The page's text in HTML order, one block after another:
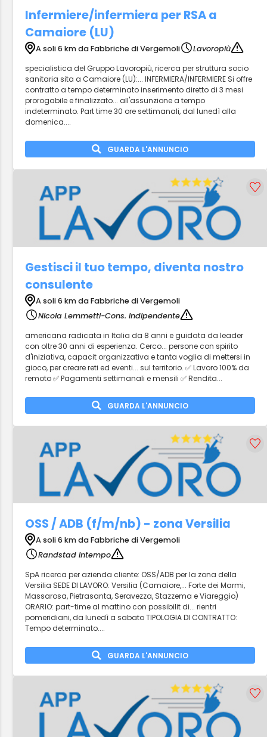
Infermiere/infermiera per RSA a
Camaiore (LU)
A soli 6 km da Fabbriche di Vergemoli
Lavoropiù
specialistica del Gruppo Lavoropiù, ricerca per struttura socio
sanitaria sita a Camaiore (LU):... INFERMIERA/INFERMIERE Si offre
contratto a tempo determinato inserimento diretto di 3 mesi
prorogabile e finalizzato... all'assunzione a tempo
indeterminato. Part time 30 ore settimanali, dal lunedì alla
domenica....
GUARDA L'ANNUNCIO
Gestisci il tuo tempo, diventa nostro
consulente
A soli 6 km da Fabbriche di Vergemoli
Nicola Lemmetti-Cons. Indipendente
americana radicata in Italia da 8 anni e guidata da leader
con oltre 30 anni di esperienza. Cerco... persone con spirito
d'iniziativa, capacit organizzativa e tanta voglia di mettersi in
gioco, per creare reti ed eventi... sul territorio. ✅ Lavoro 100% da
remoto ✅ Pagamenti settimanali e mensili ✅ Rendita...
GUARDA L'ANNUNCIO
OSS / ADB (f/m/nb) - zona Versilia
A soli 6 km da Fabbriche di Vergemoli
Randstad Intempo
SpA ricerca per azienda cliente: OSS/ADB per la zona della
Versilia SEDE DI LAVORO: Versilia (Camaiore,... Forte dei Marmi,
Massarosa, Pietrasanta, Seravezza, Stazzema e Viareggio)
ORARIO: part-time al mattino con possibilit di... rientri
pomeridiani, da lunedì a sabato TIPOLOGIA DI CONTRATTO:
Tempo determinato....
GUARDA L'ANNUNCIO